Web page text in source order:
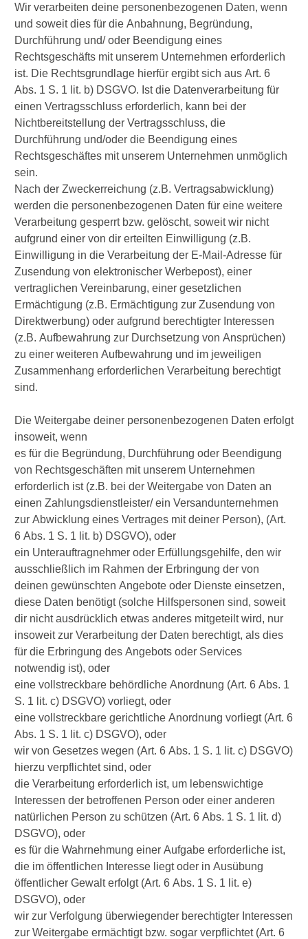
Wir verarbeiten deine personenbezogenen Daten, wenn
und soweit dies für die Anbahnung, Begründung,
Durchführung und/ oder Beendigung eines
Rechtsgeschäfts mit unserem Unternehmen erforderlich
ist. Die Rechtsgrundlage hierfür ergibt sich aus Art. 6
Abs. 1 S. 1 lit. b) DSGVO. Ist die Datenverarbeitung für
einen Vertragsschluss erforderlich, kann bei der
Nichtbereitstellung der Vertragsschluss, die
Durchführung und/oder die Beendigung eines
Rechtsgeschäftes mit unserem Unternehmen unmöglich
sein.
Nach der Zweckerreichung (z.B. Vertragsabwicklung)
werden die personenbezogenen Daten für eine weitere
Verarbeitung gesperrt bzw. gelöscht, soweit wir nicht
aufgrund einer von dir erteilten Einwilligung (z.B.
Einwilligung in die Verarbeitung der E-Mail-Adresse für
Zusendung von elektronischer Werbepost), einer
vertraglichen Vereinbarung, einer gesetzlichen
Ermächtigung (z.B. Ermächtigung zur Zusendung von
Direktwerbung) oder aufgrund berechtigter Interessen
(z.B. Aufbewahrung zur Durchsetzung von Ansprüchen)
zu einer weiteren Aufbewahrung und im jeweiligen
Zusammenhang erforderlichen Verarbeitung berechtigt
sind.
Die Weitergabe deiner personenbezogenen Daten erfolgt
insoweit, wenn
es für die Begründung, Durchführung oder Beendigung
von Rechtsgeschäften mit unserem Unternehmen
erforderlich ist (z.B. bei der Weitergabe von Daten an
einen Zahlungsdienstleister/ ein Versandunternehmen
zur Abwicklung eines Vertrages mit deiner Person), (Art.
6 Abs. 1 S. 1 lit. b) DSGVO), oder
ein Unterauftragnehmer oder Erfüllungsgehilfe, den wir
ausschließlich im Rahmen der Erbringung der von
deinen gewünschten Angebote oder Dienste einsetzen,
diese Daten benötigt (solche Hilfspersonen sind, soweit
dir nicht ausdrücklich etwas anderes mitgeteilt wird, nur
insoweit zur Verarbeitung der Daten berechtigt, als dies
für die Erbringung des Angebots oder Services
notwendig ist), oder
eine vollstreckbare behördliche Anordnung (Art. 6 Abs. 1
S. 1 lit. c) DSGVO) vorliegt, oder
eine vollstreckbare gerichtliche Anordnung vorliegt (Art. 6
Abs. 1 S. 1 lit. c) DSGVO), oder
wir von Gesetzes wegen (Art. 6 Abs. 1 S. 1 lit. c) DSGVO)
hierzu verpflichtet sind, oder
die Verarbeitung erforderlich ist, um lebenswichtige
Interessen der betroffenen Person oder einer anderen
natürlichen Person zu schützen (Art. 6 Abs. 1 S. 1 lit. d)
DSGVO), oder
es für die Wahrnehmung einer Aufgabe erforderliche ist,
die im öffentlichen Interesse liegt oder in Ausübung
öffentlicher Gewalt erfolgt (Art. 6 Abs. 1 S. 1 lit. e)
DSGVO), oder
wir zur Verfolgung überwiegender berechtigter Interessen
zur Weitergabe ermächtigt bzw. sogar verpflichtet (Art. 6